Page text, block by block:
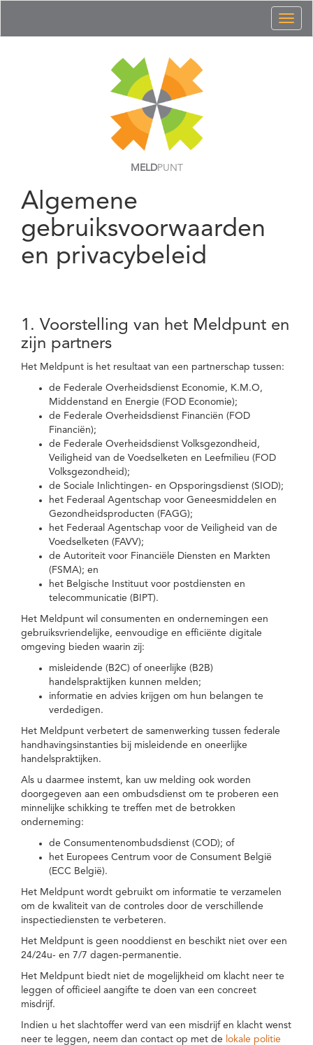
MELDPUNT
Algemene
gebruiksvoorwaarden
en privacybeleid
1. Voorstelling van het Meldpunt en
zijn partners
Het Meldpunt is het resultaat van een partnerschap tussen:
de Federale Overheidsdienst Economie, K.M.O,
Middenstand en Energie (FOD Economie);
de Federale Overheidsdienst Financiën (FOD
Financiën);
de Federale Overheidsdienst Volksgezondheid,
Veiligheid van de Voedselketen en Leefmilieu (FOD
Volksgezondheid);
de Sociale Inlichtingen- en Opsporingsdienst (SIOD);
het Federaal Agentschap voor Geneesmiddelen en
Gezondheidsproducten (FAGG);
het Federaal Agentschap voor de Veiligheid van de
Voedselketen (FAVV);
de Autoriteit voor Financiële Diensten en Markten
(FSMA); en
het Belgische Instituut voor postdiensten en
telecommunicatie (BIPT).
Het Meldpunt wil consumenten en ondernemingen een
gebruiksvriendelijke, eenvoudige en efficiënte digitale
omgeving bieden waarin zij:
misleidende (B2C) of oneerlijke (B2B)
handelspraktijken kunnen melden;
informatie en advies krijgen om hun belangen te
verdedigen.
Het Meldpunt verbetert de samenwerking tussen federale
handhavingsinstanties bij misleidende en oneerlijke
handelspraktijken.
Als u daarmee instemt, kan uw melding ook worden
doorgegeven aan een ombudsdienst om te proberen een
minnelijke schikking te treffen met de betrokken
onderneming:
de Consumentenombudsdienst (COD); of
het Europees Centrum voor de Consument België
(ECC België).
Het Meldpunt wordt gebruikt om informatie te verzamelen
om de kwaliteit van de controles door de verschillende
inspectiediensten te verbeteren.
Het Meldpunt is geen nooddienst en beschikt niet over een
24/24u- en 7/7 dagen-permanentie.
Het Meldpunt biedt niet de mogelijkheid om klacht neer te
leggen of officieel aangifte te doen van een concreet
misdrijf.
Indien u het slachtoffer werd van een misdrijf en klacht wenst
neer te leggen, neem dan contact op met de lokale politie